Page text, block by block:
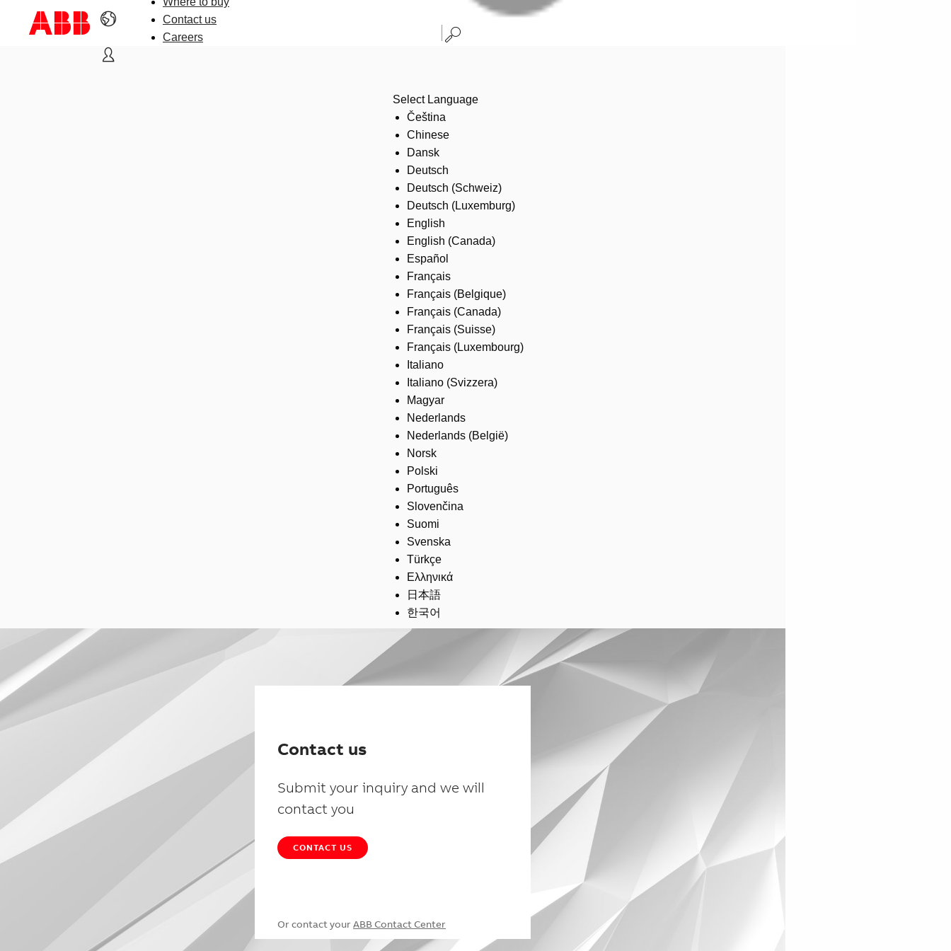
Contact us
Careers
Select Language
Čeština
Chinese
Dansk
Deutsch
Deutsch (Schweiz)
Deutsch (Luxemburg)
English
English (Canada)
Español
Français
Français (Belgique)
Français (Canada)
Français (Suisse)
Français (Luxembourg)
Italiano
Italiano (Svizzera)
Magyar
Nederlands
Nederlands (België)
Norsk
Polski
Português
Slovenčina
Suomi
Svenska
Türkçe
Ελληνικά
日本語
한국어
Contact us
Submit your inquiry and we will
contact you
CONTACT US
Or contact your ABB Contact Center